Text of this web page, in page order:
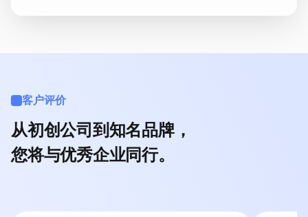
客户评价
从初创公司到知名品牌，
您将与优秀企业同行。